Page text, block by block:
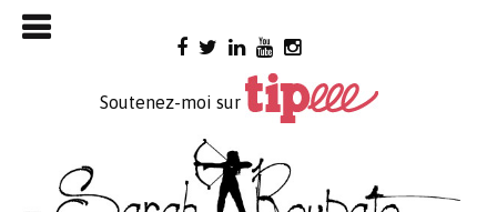
Skip
to
Soutenez-moi sur
